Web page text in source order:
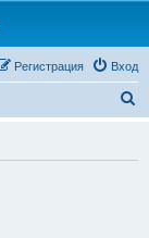
Вход
Регистрация